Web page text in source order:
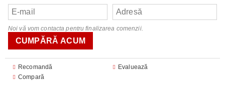
Noi vă vom contacta pentru finalizarea comenzii.
Recomandă
Evaluează
Compară